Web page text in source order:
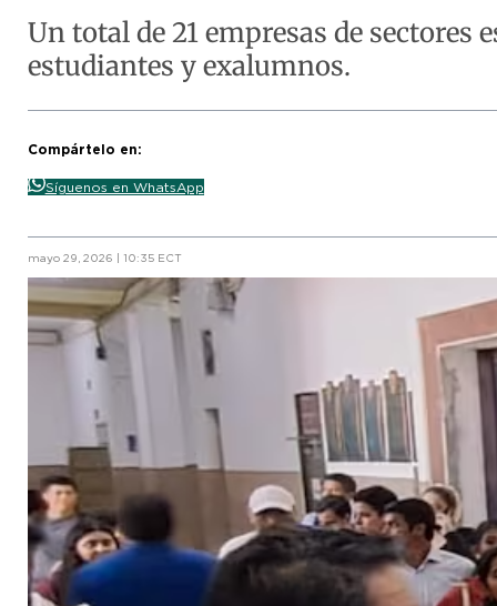
Un total de 21 empresas de
estudiantes y exalumnos.
Compártelo en:
Síguenos en WhatsApp
mayo 29, 2026 | 10:35 ECT